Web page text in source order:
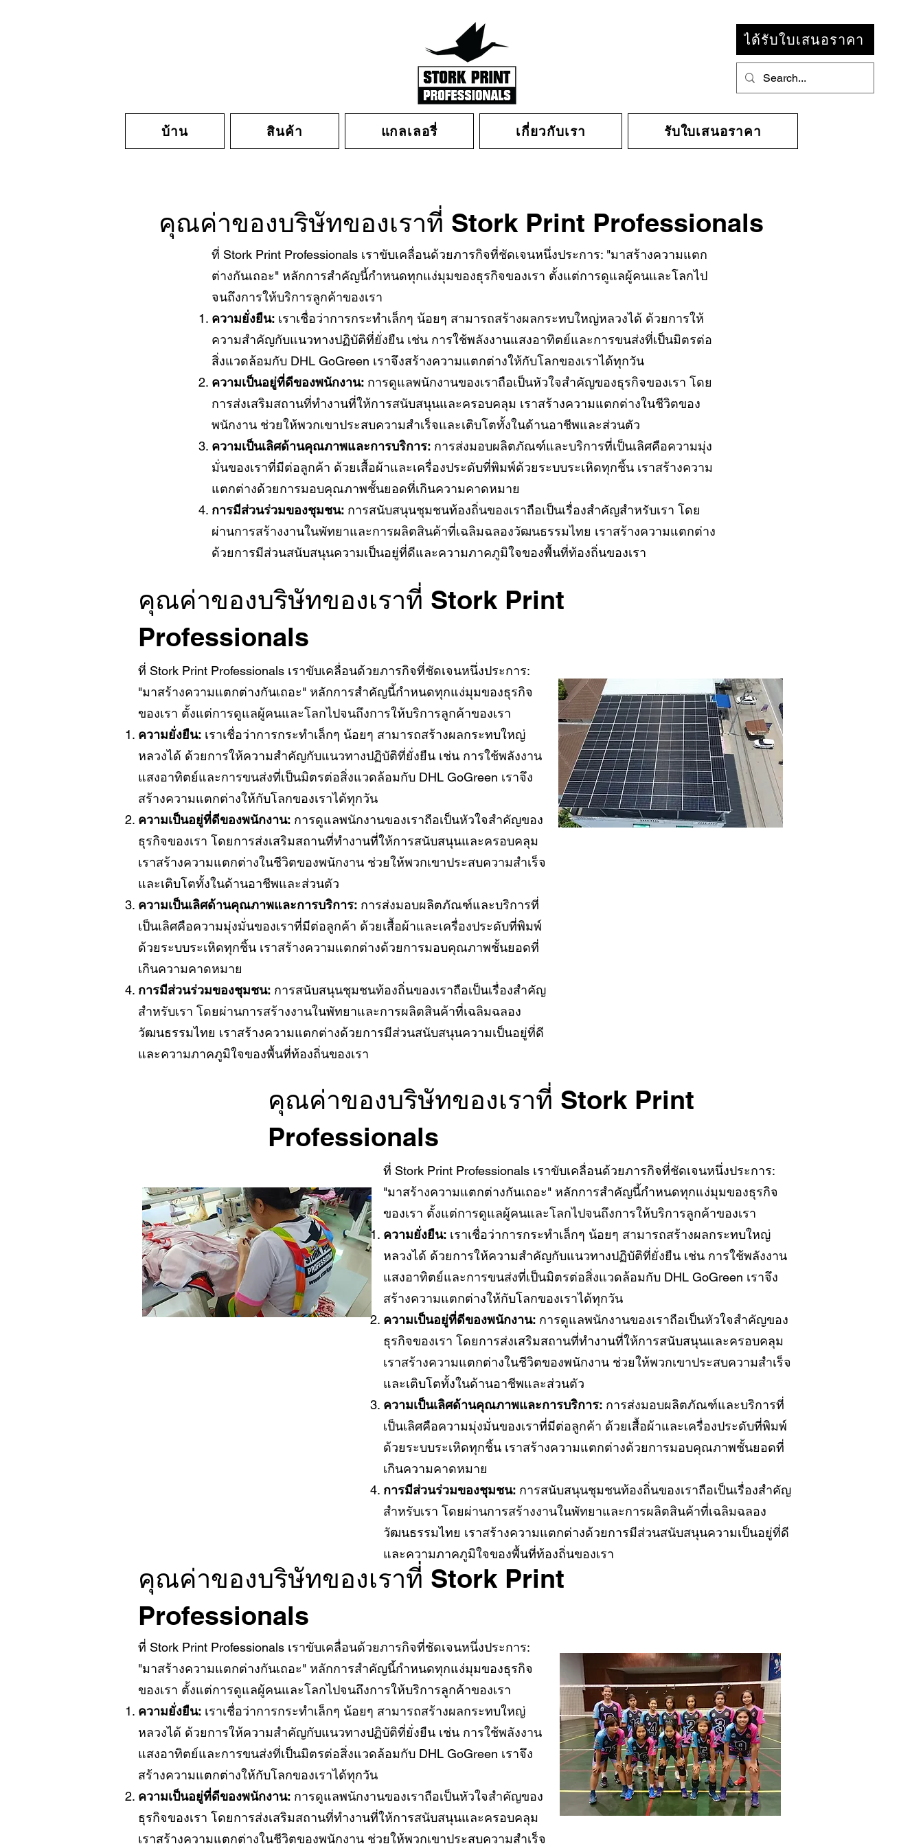
ได้รับใบเสนอราคา
บ้าน สินค้า แกลเลอรี่ เกี่ยวกับเรา รับใบเสนอราคา
คุณค่าของบริษัทของเราที่ Stork Print Professionals
ที่ Stork Print Professionals เราขับเคลื่อนด้วยภารกิจที่ชัดเจนหนึ่งประการ: "มาสร้างความแตก
ต่างกันเถอะ" หลักการสำคัญนี้กำหนดทุกแง่มุมของธุรกิจของเรา ตั้งแต่การดูแลผู้คนและโลกไป
จนถึงการให้บริการลูกค้าของเรา
ความยั่งยืน: เราเชื่อว่าการกระทำเล็กๆ น้อยๆ สามารถสร้างผลกระทบใหญ่หลวงได้ ด้วยการให้
ความสำคัญกับแนวทางปฏิบัติที่ยั่งยืน เช่น การใช้พลังงานแสงอาทิตย์และการขนส่งที่เป็นมิตรต่อ
สิ่งแวดล้อมกับ DHL GoGreen เราจึงสร้างความแตกต่างให้กับโลกของเราได้ทุกวัน
ความเป็นอยู่ที่ดีของพนักงาน: การดูแลพนักงานของเราถือเป็นหัวใจสำคัญของธุรกิจของเรา โดย
การส่งเสริมสถานที่ทำงานที่ให้การสนับสนุนและครอบคลุม เราสร้างความแตกต่างในชีวิตของ
พนักงาน ช่วยให้พวกเขาประสบความสำเร็จและเติบโตทั้งในด้านอาชีพและส่วนตัว
ความเป็นเลิศด้านคุณภาพและการบริการ: การส่งมอบผลิตภัณฑ์และบริการที่เป็นเลิศคือความมุ่ง
มั่นของเราที่มีต่อลูกค้า ด้วยเสื้อผ้าและเครื่องประดับที่พิมพ์ด้วยระบบระเหิดทุกชิ้น เราสร้างความ
แตกต่างด้วยการมอบคุณภาพชั้นยอดที่เกินความคาดหมาย
การมีส่วนร่วมของชุมชน: การสนับสนุนชุมชนท้องถิ่นของเราถือเป็นเรื่องสำคัญสำหรับเรา โดย
ผ่านการสร้างงานในพัทยาและการผลิตสินค้าที่เฉลิมฉลองวัฒนธรรมไทย เราสร้างความแตกต่าง
ด้วยการมีส่วนสนับสนุนความเป็นอยู่ที่ดีและความภาคภูมิใจของพื้นที่ท้องถิ่นของเรา
คุณค่าของบริษัทของเราที่ Stork Print
Professionals
ที่ Stork Print Professionals เราขับเคลื่อนด้วยภารกิจที่ชัดเจนหนึ่งประการ:
"มาสร้างความแตกต่างกันเถอะ" หลักการสำคัญนี้กำหนดทุกแง่มุมของธุรกิจ
ของเรา ตั้งแต่การดูแลผู้คนและโลกไปจนถึงการให้บริการลูกค้าของเรา
ความยั่งยืน: เราเชื่อว่าการกระทำเล็กๆ น้อยๆ สามารถสร้างผลกระทบใหญ่
หลวงได้ ด้วยการให้ความสำคัญกับแนวทางปฏิบัติที่ยั่งยืน เช่น การใช้พลังงาน
แสงอาทิตย์และการขนส่งที่เป็นมิตรต่อสิ่งแวดล้อมกับ DHL GoGreen เราจึง
สร้างความแตกต่างให้กับโลกของเราได้ทุกวัน
ความเป็นอยู่ที่ดีของพนักงาน: การดูแลพนักงานของเราถือเป็นหัวใจสำคัญของ
ธุรกิจของเรา โดยการส่งเสริมสถานที่ทำงานที่ให้การสนับสนุนและครอบคลุม
เราสร้างความแตกต่างในชีวิตของพนักงาน ช่วยให้พวกเขาประสบความสำเร็จ
และเติบโตทั้งในด้านอาชีพและส่วนตัว
ความเป็นเลิศด้านคุณภาพและการบริการ: การส่งมอบผลิตภัณฑ์และบริการที่
เป็นเลิศคือความมุ่งมั่นของเราที่มีต่อลูกค้า ด้วยเสื้อผ้าและเครื่องประดับที่พิมพ์
ด้วยระบบระเหิดทุกชิ้น เราสร้างความแตกต่างด้วยการมอบคุณภาพชั้นยอดที่
เกินความคาดหมาย
การมีส่วนร่วมของชุมชน: การสนับสนุนชุมชนท้องถิ่นของเราถือเป็นเรื่องสำคัญ
สำหรับเรา โดยผ่านการสร้างงานในพัทยาและการผลิตสินค้าที่เฉลิมฉลอง
วัฒนธรรมไทย เราสร้างความแตกต่างด้วยการมีส่วนสนับสนุนความเป็นอยู่ที่ดี
และความภาคภูมิใจของพื้นที่ท้องถิ่นของเรา
คุณค่าของบริษัทของเราที่ Stork Print
Professionals
ที่ Stork Print Professionals เราขับเคลื่อนด้วยภารกิจที่ชัดเจนหนึ่งประการ:
"มาสร้างความแตกต่างกันเถอะ" หลักการสำคัญนี้กำหนดทุกแง่มุมของธุรกิจ
ของเรา ตั้งแต่การดูแลผู้คนและโลกไปจนถึงการให้บริการลูกค้าของเรา
ความยั่งยืน: เราเชื่อว่าการกระทำเล็กๆ น้อยๆ สามารถสร้างผลกระทบใหญ่
หลวงได้ ด้วยการให้ความสำคัญกับแนวทางปฏิบัติที่ยั่งยืน เช่น การใช้พลังงาน
แสงอาทิตย์และการขนส่งที่เป็นมิตรต่อสิ่งแวดล้อมกับ DHL GoGreen เราจึง
สร้างความแตกต่างให้กับโลกของเราได้ทุกวัน
ความเป็นอยู่ที่ดีของพนักงาน: การดูแลพนักงานของเราถือเป็นหัวใจสำคัญของ
ธุรกิจของเรา โดยการส่งเสริมสถานที่ทำงานที่ให้การสนับสนุนและครอบคลุม
เราสร้างความแตกต่างในชีวิตของพนักงาน ช่วยให้พวกเขาประสบความสำเร็จ
และเติบโตทั้งในด้านอาชีพและส่วนตัว
ความเป็นเลิศด้านคุณภาพและการบริการ: การส่งมอบผลิตภัณฑ์และบริการที่
เป็นเลิศคือความมุ่งมั่นของเราที่มีต่อลูกค้า ด้วยเสื้อผ้าและเครื่องประดับที่พิมพ์
ด้วยระบบระเหิดทุกชิ้น เราสร้างความแตกต่างด้วยการมอบคุณภาพชั้นยอดที่
เกินความคาดหมาย
การมีส่วนร่วมของชุมชน: การสนับสนุนชุมชนท้องถิ่นของเราถือเป็นเรื่องสำคัญ
สำหรับเรา โดยผ่านการสร้างงานในพัทยาและการผลิตสินค้าที่เฉลิมฉลอง
วัฒนธรรมไทย เราสร้างความแตกต่างด้วยการมีส่วนสนับสนุนความเป็นอยู่ที่ดี
และความภาคภูมิใจของพื้นที่ท้องถิ่นของเรา
คุณค่าของบริษัทของเราที่ Stork Print
Professionals
ที่ Stork Print Professionals เราขับเคลื่อนด้วยภารกิจที่ชัดเจนหนึ่งประการ:
"มาสร้างความแตกต่างกันเถอะ" หลักการสำคัญนี้กำหนดทุกแง่มุมของธุรกิจ
ของเรา ตั้งแต่การดูแลผู้คนและโลกไปจนถึงการให้บริการลูกค้าของเรา
ความยั่งยืน: เราเชื่อว่าการกระทำเล็กๆ น้อยๆ สามารถสร้างผลกระทบใหญ่
หลวงได้ ด้วยการให้ความสำคัญกับแนวทางปฏิบัติที่ยั่งยืน เช่น การใช้พลังงาน
แสงอาทิตย์และการขนส่งที่เป็นมิตรต่อสิ่งแวดล้อมกับ DHL GoGreen เราจึง
สร้างความแตกต่างให้กับโลกของเราได้ทุกวัน
ความเป็นอยู่ที่ดีของพนักงาน: การดูแลพนักงานของเราถือเป็นหัวใจสำคัญของ
ธุรกิจของเรา โดยการส่งเสริมสถานที่ทำงานที่ให้การสนับสนุนและครอบคลุม
เราสร้างความแตกต่างในชีวิตของพนักงาน ช่วยให้พวกเขาประสบความสำเร็จ